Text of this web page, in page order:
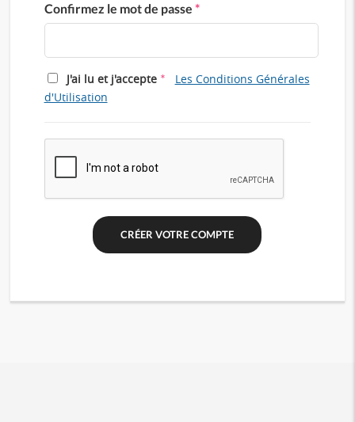
Confirmez le mot de passe *
J'ai lu et j'accepte *
Les Conditions Générales
d'Utilisation